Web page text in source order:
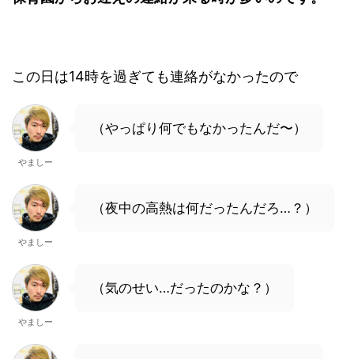
この日は14時を過ぎても連絡がなかったので
やましー
（やっぱり何でもなかったんだ〜）
やましー
（夜中の高熱は何だったんだろ…？）
やましー
（気のせい…だったのかな？）